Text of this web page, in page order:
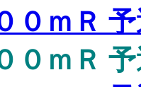
０ｍＲ
０ｍＲ